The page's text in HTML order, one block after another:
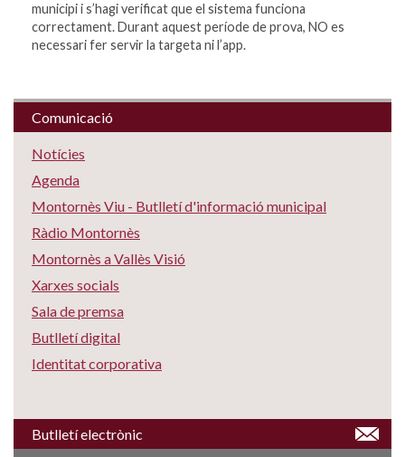
municipi i s’hagi verificat que el sistema funciona
correctament. Durant aquest període de prova, NO es
necessari fer servir la targeta ni l’app.
Comunicació
Notícies
Agenda
Montornès Viu - Butlletí d'informació municipal
Ràdio Montornès
Montornès a Vallès Visió
Xarxes socials
Sala de premsa
Butlletí digital
Identitat corporativa
Butlletí electrònic